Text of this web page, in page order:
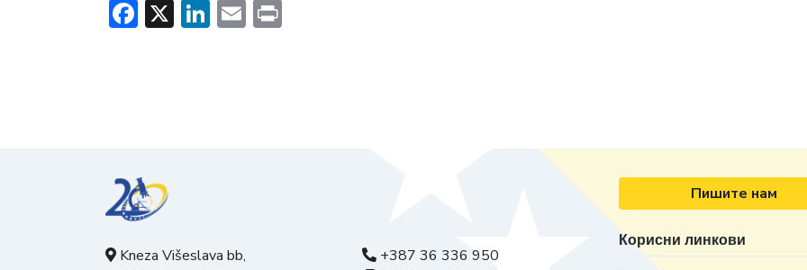
Facebook
X LinkedIn
Email
Kneza Višeslava bb,
+387 36 336 950
Пишите нам
Корисни линкови